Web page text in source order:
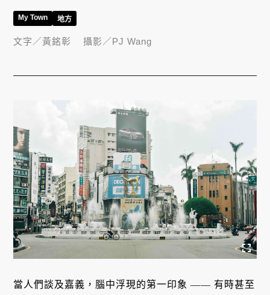
當人們談及嘉義，腦中浮現的第一印象 —— 有時甚至
My Town 地方
文字／黃銘彰 攝影／PJ Wang